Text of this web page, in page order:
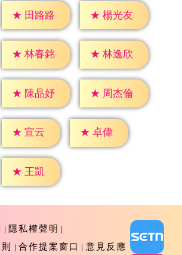
★ 田路路 ★ 楊光友
★ 林春銘 ★ 林逸欣
★ 陳品妤 ★ 周杰倫
★ 宣云 ★ 卓偉
★ 王凱
隱私權聲明
合作提案窗口 意見反應